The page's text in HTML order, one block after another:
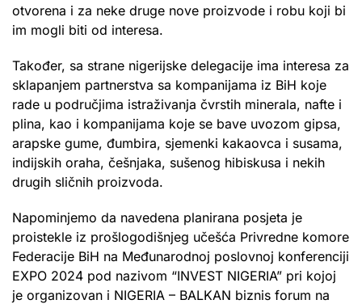
otvorena i za neke druge nove proizvode i robu koji bi
im mogli biti od interesa.
Također, sa strane nigerijske delegacije ima interesa za
sklapanjem partnerstva sa kompanijama iz BiH koje
rade u područjima istraživanja čvrstih minerala, nafte i
plina, kao i kompanijama koje se bave uvozom gipsa,
arapske gume, đumbira, sjemenki kakaovca i susama,
indijskih oraha, češnjaka, sušenog hibiskusa i nekih
drugih sličnih proizvoda.
Napominjemo da navedena planirana posjeta je
proistekle iz prošlogodišnjeg učešća Privredne komore
Federacije BiH na Međunarodnoj poslovnoj konferenciji
EXPO 2024 pod nazivom “INVEST NIGERIA” pri kojoj
je organizovan i NIGERIA – BALKAN biznis forum na